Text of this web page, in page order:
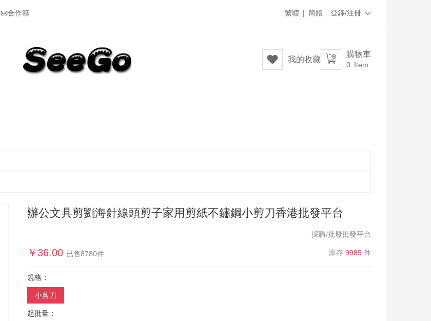
合作箱 登錄/注冊 
繁體 | 簡體
 購物車
0 Item
 我的收藏
辦公文具剪劉海針線頭剪子家用剪紙不鏽鋼小剪刀香港批發平台
採購/批發批發平台
￥ 36.00 已售8780件 庫存 9989 件
規格：
小剪刀
起批量：